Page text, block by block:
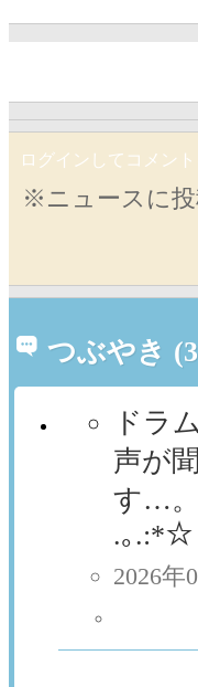
ログインしてコメン
※ニュースに
つぶやき
ドラ
声が
す…
.｡.:*☆
2026年